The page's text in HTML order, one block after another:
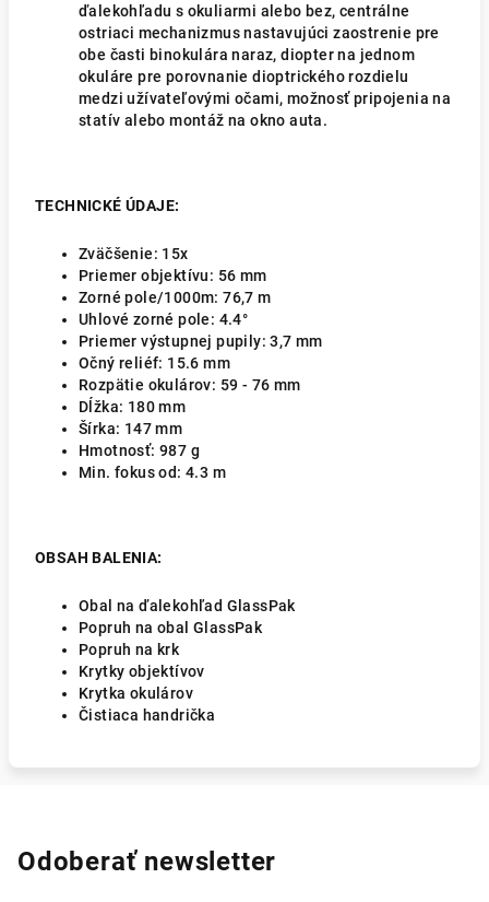
ďalekohľadu s okuliarmi alebo bez, centrálne
ostriaci mechanizmus nastavujúci zaostrenie pre
obe časti binokulára naraz, diopter na jednom
okuláre pre porovnanie dioptrického rozdielu
medzi užívateľovými očami, možnosť pripojenia na
statív alebo montáž na okno auta.
TECHNICKÉ ÚDAJE:
Zväčšenie: 15x
Priemer objektívu: 56 mm
Zorné pole/1000m: 76,7 m
Uhlové zorné pole: 4.4°
Priemer výstupnej pupily: 3,7 mm
Očný reliéf: 15.6 mm
Rozpätie okulárov: 59 - 76 mm
Dĺžka: 180 mm
Šírka: 147mm
Hmotnosť: 987 g
Min. fokus od: 4.3 m
OBSAH BALENIA:
Obal na ďalekohľad GlassPak
Popruh na obal GlassPak
Popruh na krk
Krytky objektívov
Krytka okulárov
Čistiaca handrička
Odoberať newsletter